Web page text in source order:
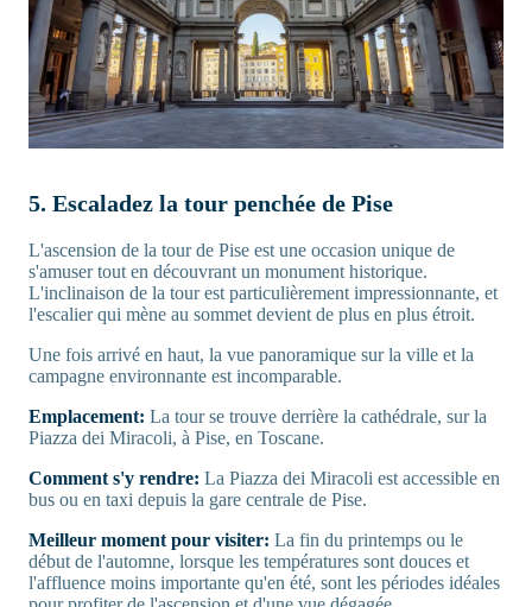
5. Escaladez la tour penchée de Pise
L'ascension de la tour de Pise est une occasion unique de
s'amuser tout en découvrant un monument historique.
L'inclinaison de la tour est particulièrement impressionnante, et
l'escalier qui mène au sommet devient de plus en plus étroit.
Une fois arrivé en haut, la vue panoramique sur la ville et la
campagne environnante est incomparable.
Emplacement: La tour se trouve derrière la cathédrale, sur la
Piazza dei Miracoli, à Pise, en Toscane.
Comment s'y rendre: La Piazza dei Miracoli est accessible en
bus ou en taxi depuis la gare centrale de Pise.
Meilleur moment pour visiter: La fin du printemps ou le
début de l'automne, lorsque les températures sont douces et
l'affluence moins importante qu'en été, sont les périodes idéales